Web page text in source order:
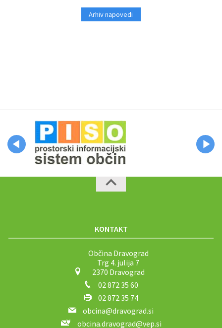
Arhiv napovedi
KONTAKT
Občina Dravograd
Trg 4. julija 7
2370 Dravograd
02 872 35 60
02 872 35 74
obcina@dravograd.si
obcina.dravograd@vep.si